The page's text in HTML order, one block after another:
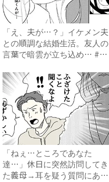
「え、夫が…？」イケメン夫
との順調な結婚生活。友人の
言葉で暗雲が立ち込め… #
「ねぇ…ところであなた
達…」休日に突然訪問してき
た義母→耳を疑う質問にあ